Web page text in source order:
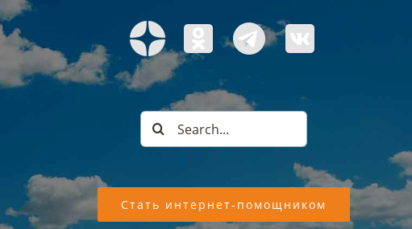
Search
for:
Стать интернет-помощником